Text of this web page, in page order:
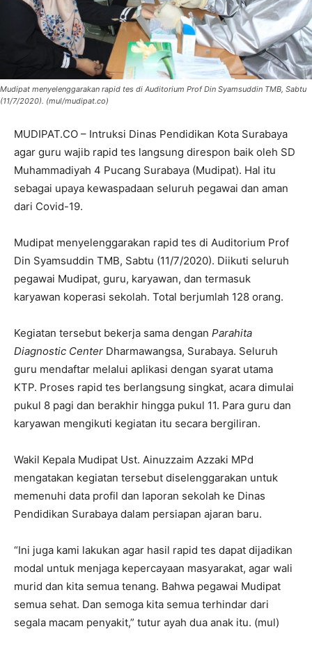
Mudipat menyelenggarakan rapid tes di Auditorium Prof Din Syamsuddin TMB, Sabtu
(11/7/2020). (mul/mudipat.co)
MUDIPAT.CO – Intruksi Dinas Pendidikan Kota Surabaya
agar guru wajib rapid tes langsung direspon baik oleh SD
Muhammadiyah 4 Pucang Surabaya (Mudipat). Hal itu
sebagai upaya kewaspadaan seluruh pegawai dan aman
dari Covid-19.
Mudipat menyelenggarakan rapid tes di Auditorium Prof
Din Syamsuddin TMB, Sabtu (11/7/2020). Diikuti seluruh
pegawai Mudipat, guru, karyawan, dan termasuk
karyawan koperasi sekolah. Total berjumlah 128 orang.
Kegiatan tersebut bekerja sama dengan Parahita
Diagnostic Center Dharmawangsa, Surabaya. Seluruh
guru mendaftar melalui aplikasi dengan syarat utama
KTP. Proses rapid tes berlangsung singkat, acara dimulai
pukul 8 pagi dan berakhir hingga pukul 11. Para guru dan
karyawan mengikuti kegiatan itu secara bergiliran.
Wakil Kepala Mudipat Ust. Ainuzzaim Azzaki MPd
mengatakan kegiatan tersebut diselenggarakan untuk
memenuhi data profil dan laporan sekolah ke Dinas
Pendidikan Surabaya dalam persiapan ajaran baru.
“Ini juga kami lakukan agar hasil rapid tes dapat dijadikan
modal untuk menjaga kepercayaan masyarakat, agar wali
murid dan kita semua tenang. Bahwa pegawai Mudipat
semua sehat. Dan semoga kita semua terhindar dari
segala macam penyakit,” tutur ayah dua anak itu. (mul)